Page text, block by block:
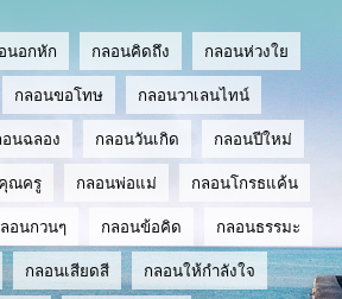
นอกหัก กลอนคิดถึง กลอนห่วงใย
กลอนขอโทษ กลอนวาเลนไทน์
อนฉลอง กลอนวันเกิด กลอนปีใหม่
ณครู กลอนพ่อแม่ กลอนโกรธแค้น
อนกวนๆ กลอนข้อคิด กลอนธรรมะ
กลอนเสียดสี กลอนให้กำลังใจ